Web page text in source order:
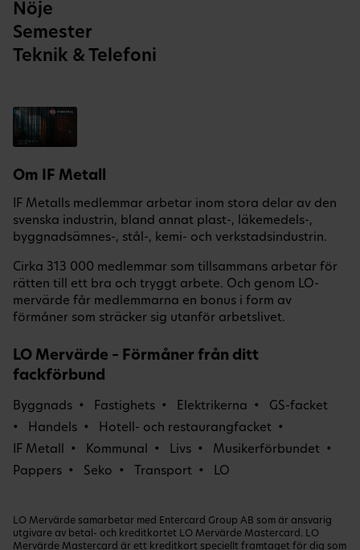
Nöje
Semester
Teknik & Telefoni
Om IF Metall
IF Metalls medlemmar arbetar inom stora delar av den
svenska industrin, bland annat plast-, läkemedels-,
byggnadsämnes-, stål-, kemi- och verkstadsindustrin.
Cirka 313 000 medlemmar som tillsammans arbetar för
rätten till ett bra och tryggt arbete. Och genom LO-
mervärde får medlemmarna en bonus i form av
förmåner som sträcker sig utanför arbetslivet.
LO Mervärde – Förmåner från ditt
fackförbund
Byggnads Fastighets Elektrikerna
GS-facket
Handels
Hotell- och restaurangfacket
IF Metall
Kommunal Livs
Musikerförbundet
Pappers
Seko Transport LO
LO Mervärde samarbetar med Entercard Group AB som är ansvarig
utgivare av betal- och kreditkortet LO Mervärde Mastercard. LO
Mervärde Mastercard är ett kreditkort speciellt framtaget för dig som